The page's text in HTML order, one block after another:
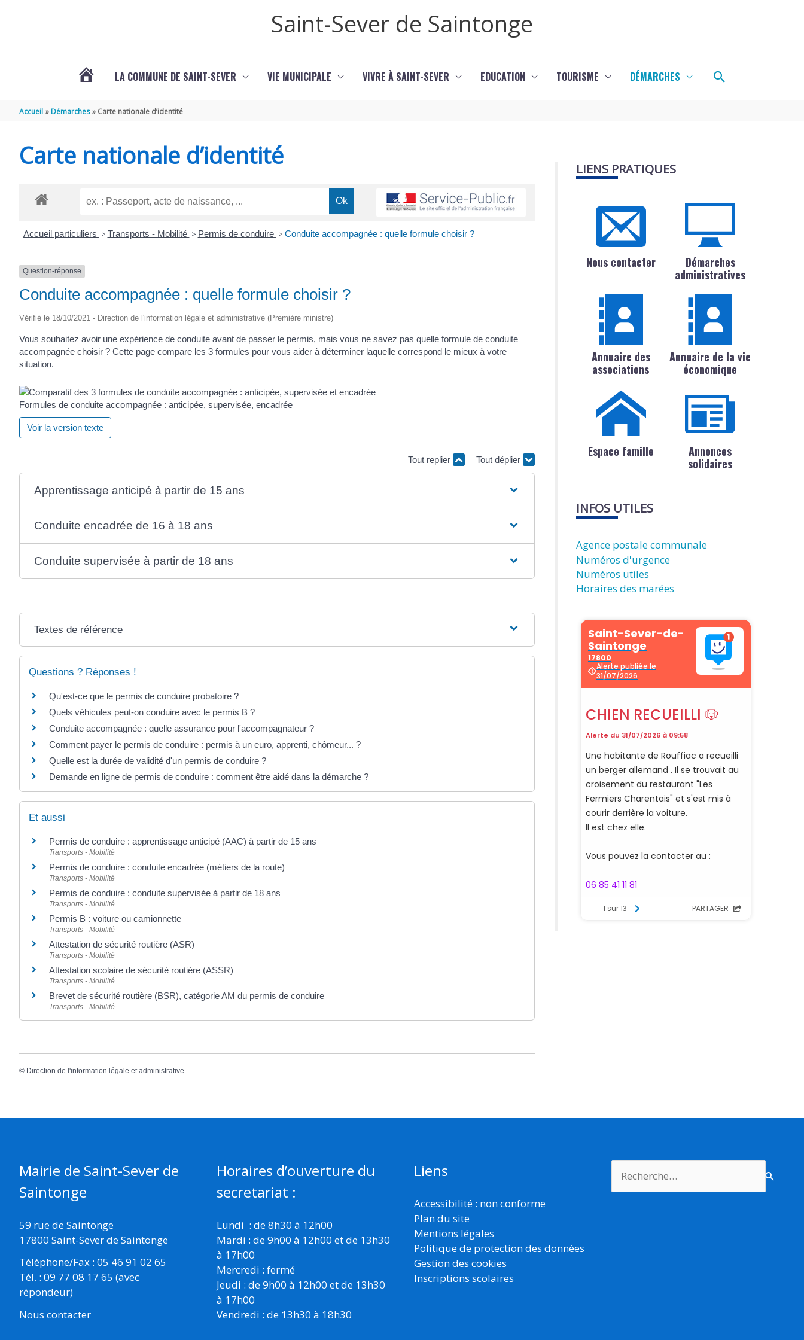
Saint-Sever de Saintonge
LA COMMUNE DE SAINT-SEVER VIE MUNICIPALE VIVRE À SAINT-SEVER EDUCATION TOURISME DÉMARCHES Rechercher
Accueil Démarches Carte nationale d’identité
Carte nationale d’identité
Accueil particuliers > Transports - Mobilité > Permis de conduire > Conduite accompagnée : quelle formule choisir ?
Question-réponse
Conduite accompagnée : quelle formule choisir ?
Vérifié le 18/10/2021 - Direction de l'information légale et administrative (Première ministre)
Vous souhaitez avoir une expérience de conduite avant de passer le permis, mais vous ne savez pas quelle formule de conduite
accompagnée choisir ? Cette page compare les 3 formules pour vous aider à déterminer laquelle correspond le mieux à votre
situation.
Formules de conduite accompagnée : anticipée, supervisée, encadrée
Voir la version texte
Tout replier Tout déplier
Apprentissage anticipé à partir de 15 ans
Conduite encadrée de 16 à 18 ans
Conduite supervisée à partir de 18 ans
Textes de référence
Questions ? Réponses !
Qu'est-ce que le permis de conduire probatoire ?
Quels véhicules peut-on conduire avec le permis B ?
Conduite accompagnée : quelle assurance pour l'accompagnateur ?
Comment payer le permis de conduire : permis à un euro, apprenti, chômeur... ?
Quelle est la durée de validité d'un permis de conduire ?
Demande en ligne de permis de conduire : comment être aidé dans la démarche ?
Et aussi
Permis de conduire : apprentissage anticipé (AAC) à partir de 15 ans
Transports - Mobilité
Permis de conduire : conduite encadrée (métiers de la route)
Transports - Mobilité
Permis de conduire : conduite supervisée à partir de 18 ans
Transports - Mobilité
Permis B : voiture ou camionnette
Transports - Mobilité
Attestation de sécurité routière (ASR)
Transports - Mobilité
Attestation scolaire de sécurité routière (ASSR)
Transports - Mobilité
Brevet de sécurité routière (BSR), catégorie AM du permis de conduire
Transports - Mobilité
© Direction de l'information légale et administrative
LIENS PRATIQUES
Nous contacter
Démarches
administratives
Annuaire des
associations
Annuaire de la vie
économique
Espace famille
Annonces
solidaires
INFOS UTILES
Agence postale communale
Numéros d'urgence
Numéros utiles
Horaires des marées
Mairie de Saint-Sever de
Saintonge
59 rue de Saintonge
17800 Saint-Sever de Saintonge
Téléphone/Fax : 05 46 91 02 65
Tél. : 09 77 08 17 65 (avec
répondeur)
Nous contacter
Horaires d’ouverture du
secretariat :
Lundi : de 8h30 à 12h00
Mardi : de 9h00 à 12h00 et de 13h30
à 17h00
Mercredi : fermé
Jeudi : de 9h00 à 12h00 et de 13h30
à 17h00
Vendredi : de 13h30 à 18h30
Liens
Accessibilité : non conforme
Plan du site
Mentions légales
Politique de protection des données
Gestion des cookies
Inscriptions scolaires